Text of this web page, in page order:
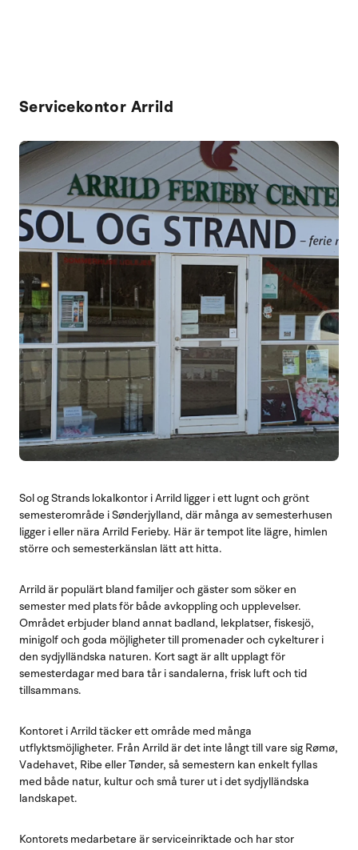
Servicekontor Arrild
Sol og Strands lokalkontor i Arrild ligger i ett lugnt och grönt
semesterområde i Sønderjylland, där många av semesterhusen
ligger i eller nära Arrild Ferieby. Här är tempot lite lägre, himlen
större och semesterkänslan lätt att hitta.
Arrild är populärt bland familjer och gäster som söker en
semester med plats för både avkoppling och upplevelser.
Området erbjuder bland annat badland, lekplatser, fiskesjö,
minigolf och goda möjligheter till promenader och cykelturer i
den sydjylländska naturen. Kort sagt är allt upplagt för
semesterdagar med bara tår i sandalerna, frisk luft och tid
tillsammans.
Kontoret i Arrild täcker ett område med många
utflyktsmöjligheter. Från Arrild är det inte långt till vare sig Rømø,
Vadehavet, Ribe eller Tønder, så semestern kan enkelt fyllas
med både natur, kultur och små turer ut i det sydjylländska
landskapet.
Kontorets medarbetare är serviceinriktade och har stor